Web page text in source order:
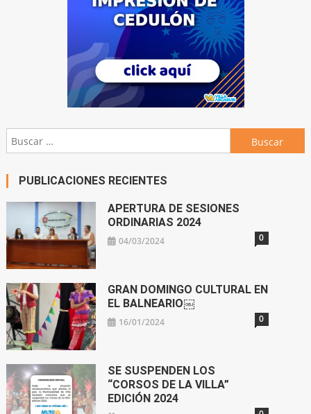
Buscar:
PUBLICACIONES RECIENTES
APERTURA DE SESIONES
ORDINARIAS 2024
04/03/2024 0
GRAN DOMINGO CULTURAL EN
EL BALNEARIO￼
16/01/2024 0
SE SUSPENDEN LOS
“CORSOS DE LA VILLA”
EDICIÓN 2024